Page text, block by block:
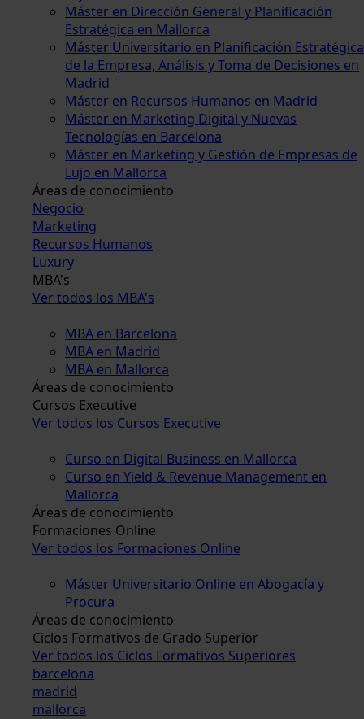
Máster en Dirección General y Planificación
Estratégica en Mallorca
Máster Universitario en Planificación Estratégica
de la Empresa, Análisis y Toma de Decisiones en
Madrid
Máster en Recursos Humanos en Madrid
Máster en Marketing Digital y Nuevas
Tecnologías en Barcelona
Máster en Marketing y Gestión de Empresas de
Lujo en Mallorca
Áreas de conocimiento
Negocio
Marketing
Recursos Humanos
Luxury
MBA's
Ver todos los MBA's
MBA en Barcelona
MBA en Madrid
MBA en Mallorca
Áreas de conocimiento
Cursos Executive
Ver todos los Cursos Executive
Curso en Digital Business en Mallorca
Curso en Yield & Revenue Management en
Mallorca
Áreas de conocimiento
Formaciones Online
Ver todos los Formaciones Online
Máster Universitario Online en Abogacía y
Procura
Áreas de conocimiento
Ciclos Formativos de Grado Superior
Ver todos los Ciclos Formativos Superiores
barcelona
madrid
mallorca